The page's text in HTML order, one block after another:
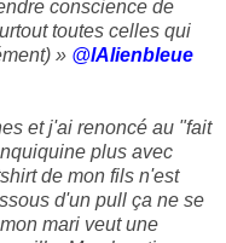
conscience de
toutes celles qui
» @lAlienbleue
et j'ai renoncé au "fait
plus avec
de mon fils n'est
d'un pull ça ne se
mari veut une